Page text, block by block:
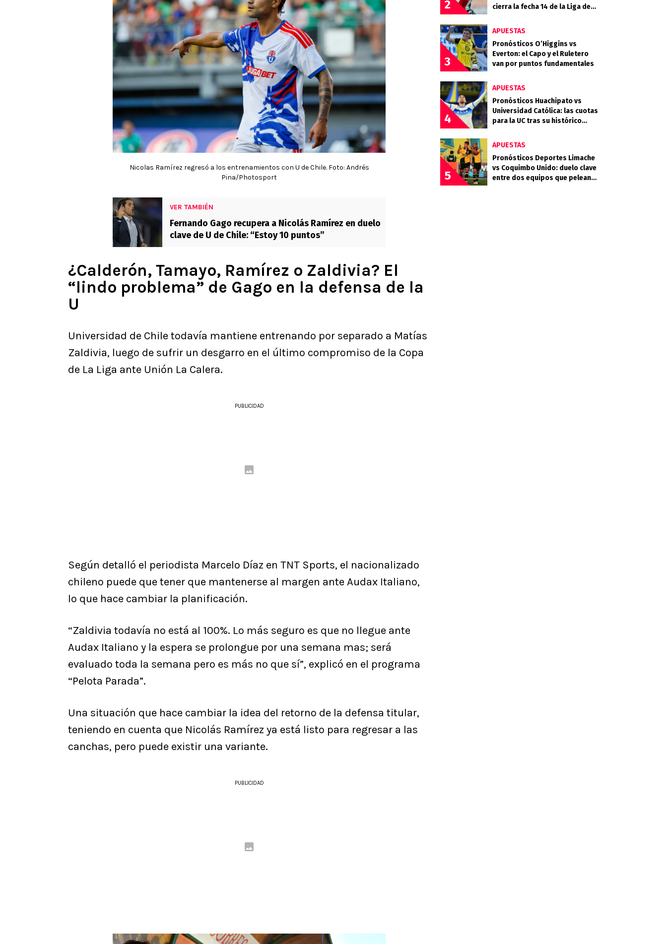
Nicolas Ramírez regresó a los entrenamientos con U de Chile. Foto: Andrés
Pina/Photosport
VER TAMBIÉN
Fernando Gago recupera a Nicolás Ramírez en duelo
clave de U de Chile: “Estoy 10 puntos”
¿Calderón, Tamayo, Ramírez o Zaldivia? El
“lindo problema” de Gago en la defensa de la
U
Universidad de Chile todavía mantiene entrenando por separado a Matías
Zaldivia, luego de sufrir un desgarro en el último compromiso de la Copa
de La Liga ante Unión La Calera.
PUBLICIDAD
Según detalló el periodista Marcelo Díaz en TNT Sports, el nacionalizado
chileno puede que tener que mantenerse al margen ante Audax Italiano,
lo que hace cambiar la planificación.
“Zaldivia todavía no está al 100%. Lo más seguro es que no llegue ante
Audax Italiano y la espera se prolongue por una semana mas; será
evaluado toda la semana pero es más no que sí”, explicó en el programa
“Pelota Parada”.
Una situación que hace cambiar la idea del retorno de la defensa titular,
teniendo en cuenta que Nicolás Ramírez ya está listo para regresar a las
canchas, pero puede existir una variante.
PUBLICIDAD
2
cierra la fecha 14 de la Liga de
3
APUESTAS
Pronósticos O’Higgins vs
Everton: el Capo y el Ruletero
van por puntos fundamentales
4
APUESTAS
Pronósticos Huachipato vs
Universidad Católica: las cuotas
para la UC tras su histórico
5
APUESTAS
Pronósticos Deportes Limache
vs Coquimbo Unido: duelo clave
entre dos equipos que pelean